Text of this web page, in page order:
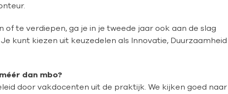
of te verdiepen, ga je in je tweede jaar ook aan de slag
kunt kiezen uit keuzedelen als Innovatie, Duurzaamheid
dan mbo?
door vakdocenten uit de praktijk. We kijken goed naar